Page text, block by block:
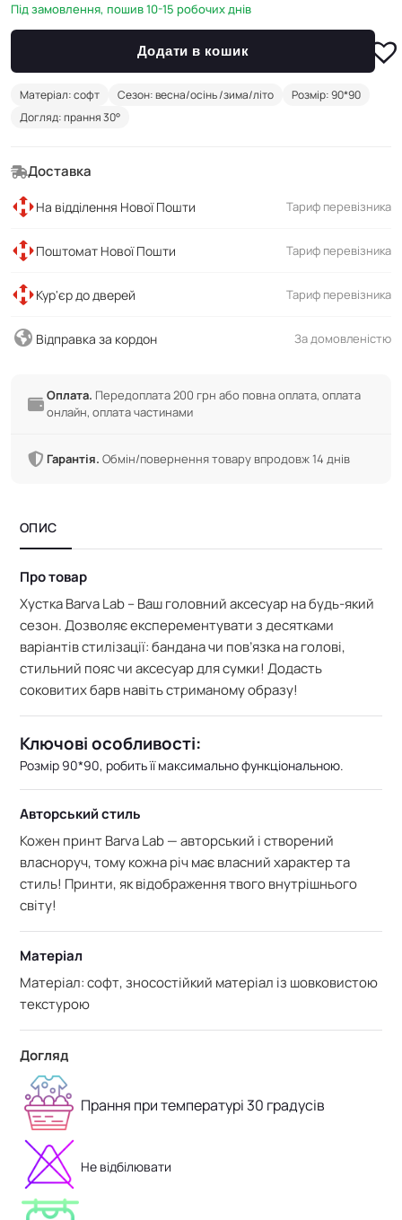
Під замовлення, пошив 10-15 робочих днів
Додати в кошик
Матеріал: софт Сезон: весна/осінь /зима/літо
Розмір: 90*90
Догляд: прання 30°
Доставка
На відділення Нової Пошти Тариф перевізника
Поштомат Нової Пошти Тариф перевізника
Кур'єр до дверей Тариф перевізника
Відправка за кордон За домовленістю
Оплата. Передоплата 200 грн або повна оплата, оплата
онлайн, оплата частинами
Гарантія. Обмін/повернення товару впродовж 14 днів
ОПИС
Про товар
Хустка Barva Lab – Ваш головний аксесуар на будь-який
сезон. Дозволяє експерементувати з десятками
варіантів стилізації: бандана чи пов’язка на голові,
стильний пояс чи аксесуар для сумки! Додасть
соковитих барв навіть стриманому образу!
Ключові особливості:
Розмір 90*90, робить її максимально функціональною.
Авторський стиль
Кожен принт Barva Lab — авторський і створений
власноруч, тому кожна річ має власний характер та
стиль! Принти, як відображення твого внутрішнього
світу!
Матеріал
Матеріал: софт, зносостійкий матеріал із шовковистою
текстурою
Догляд
Прання при температурі 30 градусів
Не відбілювати